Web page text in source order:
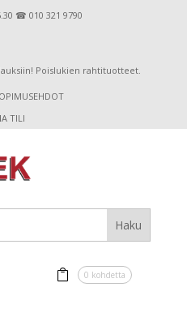
☎ 010 321 9790
Poislukien rahtituotteet.
TILI
0 kohdetta